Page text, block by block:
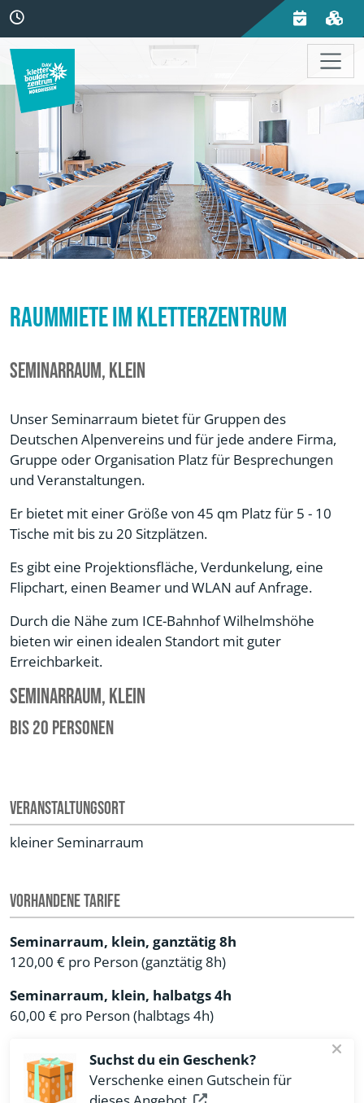
Raummiete im Kletterzentrum
Seminarraum, klein
Unser Seminarraum bietet für Gruppen des
Deutschen Alpenvereins und für jede andere Firma,
Gruppe oder Organisation Platz für Besprechungen
und Veranstaltungen.
Er bietet mit einer Größe von 45 qm Platz für 5 - 10
Tische mit bis zu 20 Sitzplätzen.
Es gibt eine Projektionsfläche, Verdunkelung, eine
Flipchart, einen Beamer und WLAN auf Anfrage.
Durch die Nähe zum ICE-Bahnhof Wilhelmshöhe
bieten wir einen idealen Standort mit guter
Erreichbarkeit.
Seminarraum, klein
bis 20 Personen
Veranstaltungsort
kleiner Seminarraum
Vorhandene Tarife
Seminarraum, klein, ganztätig 8h
120,00 € pro Person (ganztätig 8h)
Seminarraum, klein, halbatgs 4h
60,00 € pro Person (halbtags 4h)
Suchst du ein Geschenk?
Verschenke einen Gutschein für